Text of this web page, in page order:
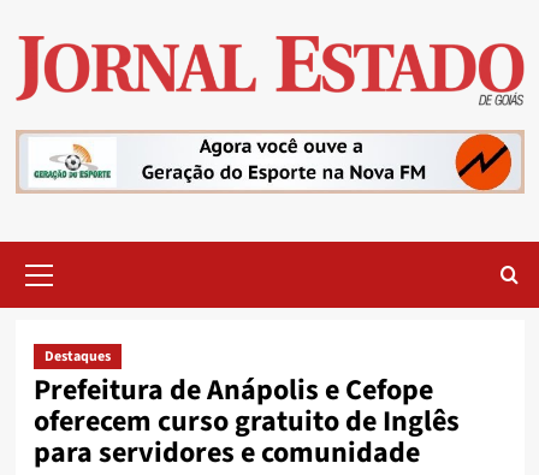
content
Menu
Destaques
Prefeitura de Anápolis e Cefope
oferecem curso gratuito de Inglês
para servidores e comunidade